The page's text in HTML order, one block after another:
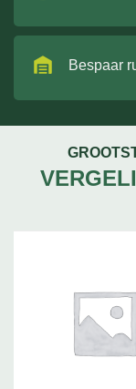
Bespaar